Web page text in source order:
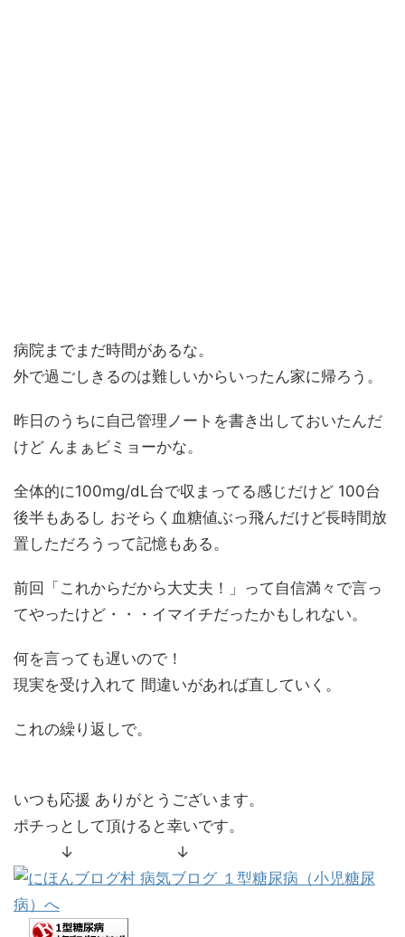
病院までまだ時間があるな。
外で過ごしきるのは難しいからいったん家に帰ろう。
昨日のうちに自己管理ノートを書き出しておいたんだ
けど んまぁビミョーかな。
全体的に100mg/dL台で収まってる感じだけど 100台
後半もあるし おそらく血糖値ぶっ飛んだけど長時間放
置しただろうって記憶もある。
前回「これからだから大丈夫！」って自信満々で言っ
てやったけど・・・イマイチだったかもしれない。
何を言っても遅いので！
現実を受け入れて 間違いがあれば直していく。
これの繰り返しで。
いつも応援 ありがとうございます。
ポチっとして頂けると幸いです。
↓ ↓